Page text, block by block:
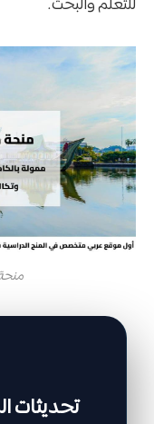
للتعلم والبحث.
تحديثات